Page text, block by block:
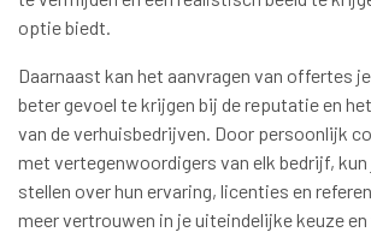
optie biedt.
Daarnaast kan het aanvragen van offertes
beter gevoel te krijgen bij de reputatie en
van de verhuisbedrijven. Door persoonlijk
met vertegenwoordigers van elk bedrijf, kun
stellen over hun ervaring, licenties en
meer vertrouwen in je uiteindelijke keuze